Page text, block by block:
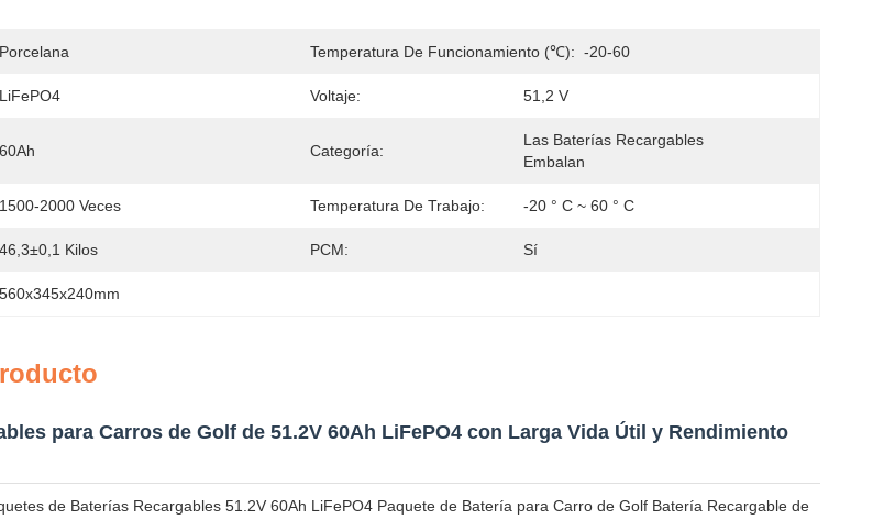
Porcelana Temperatura De Funcionamiento (℃): -20-60
LiFePO4 Voltaje: 51,2 V
60Ah Categoría:
Las Baterías Recargables
Embalan
1500-2000 Veces Temperatura De Trabajo: -20 ° C ~ 60 ° C
46,3±0,1 Kilos PCM: Sí
560x345x240mm
para Carros de Golf de 51.2V 60Ah LiFePO4 con Larga Vida Útil y Rendimiento
de Baterías Recargables 51.2V 60Ah LiFePO4 Paquete de Batería para Carro de Golf Batería Recargable de